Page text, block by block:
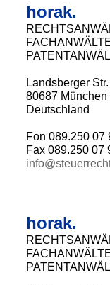
horak.
Landsberger
80687 München
Deutschland
Fon 089.250 07
Fax 089.250 07
horak.